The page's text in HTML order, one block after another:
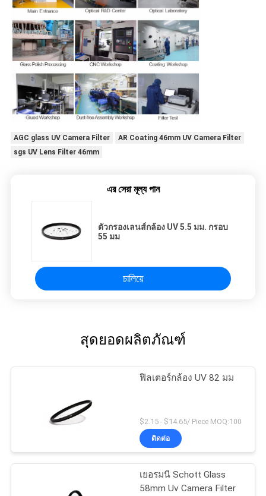
AGC glass UV Camera Filter
AR Coating 46mm UV Camera Filter
sgs UV Lens Filter 46mm
এর সেরা মূল্য পান
ตัวกรองเลนส์กล้อง UV 5.5 มม. กรอบ
55 มม
চালিয়ে
สุดยอดผลิตภัณฑ์
ฟิลเตอร์กล้อง UV 82 มม
$2.15 - $14.65/ Piece MOQ:100
ติดต่อ
เยอรมนี Schott Glass
58mm Uv Camera Filter